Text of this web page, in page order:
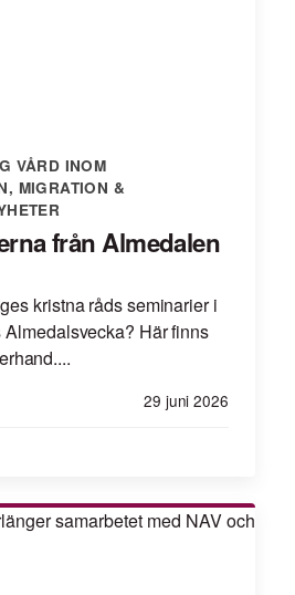
VÅRD INOM
, MIGRATION &
från Almedalen
29 juni 2026
kristna råds seminarier i
Här finns